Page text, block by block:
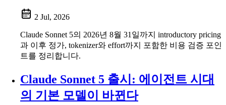
2 Jul, 2026
Claude Sonnet 5의 2026년 8월 31일까지 introductory pricing
과 이후 정가, tokenizer와 effort까지 포함한 비용 검증 포인
트를 정리합니다.
Claude Sonnet 5 출시: 에이전트 시대
의 기본 모델이 바뀐다